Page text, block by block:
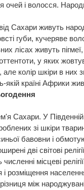
очей і волосся.
Сахари живуть
губи, кучеряве
лісах живуть
у яких
але колір шкіри в
якій країні Африки
Сахари. У Південній
зі шкіри
бавовни і
дві світові
місцеві
розміщення
між